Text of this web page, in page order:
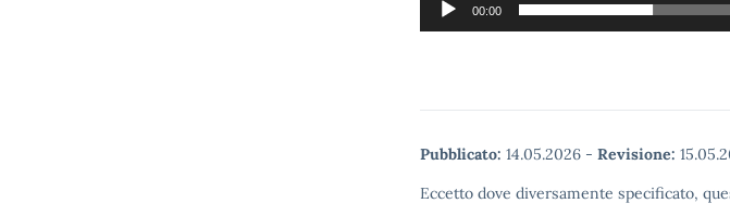
00:00
Pubblicato: 14.05.2026 - Revisione:
Eccetto dove diversamente specificato,